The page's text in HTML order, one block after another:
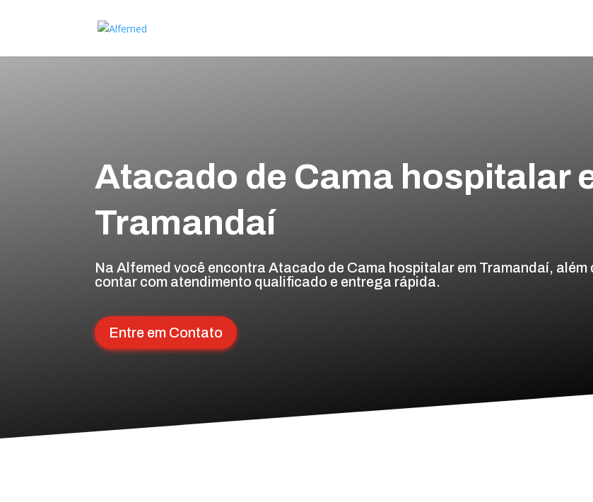
Atacado de Cama hospitalar
Tramandaí
Na Alfemed você encontra Atacado de Cama hospitalar em Tramandaí, além
contar com atendimento qualificado e entrega rápida.
Entre em Contato